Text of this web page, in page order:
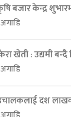
बजार केन्द्र
खेती : उद्यमी बन्दै
दश लाखको